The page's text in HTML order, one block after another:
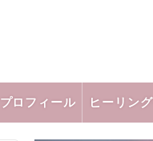
プロフィール ヒーリン